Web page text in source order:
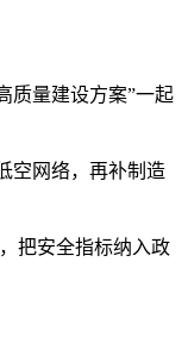
质量建设方案”一起
空网络，再补制造
把安全指标纳入政